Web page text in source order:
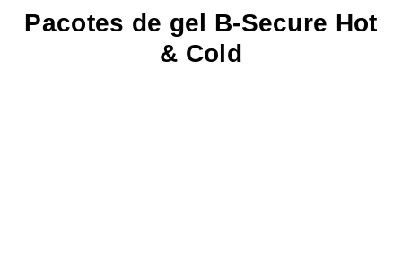
Pacotes de gel B-Secure Hot
& Cold